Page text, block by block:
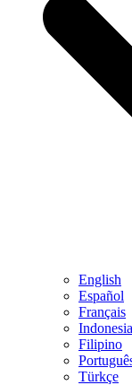
English
Español
Français
Filipino
Türkçe